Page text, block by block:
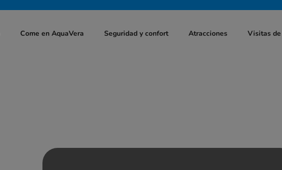
Come en AquaVera Seguridad y confort Atracciones Visitas